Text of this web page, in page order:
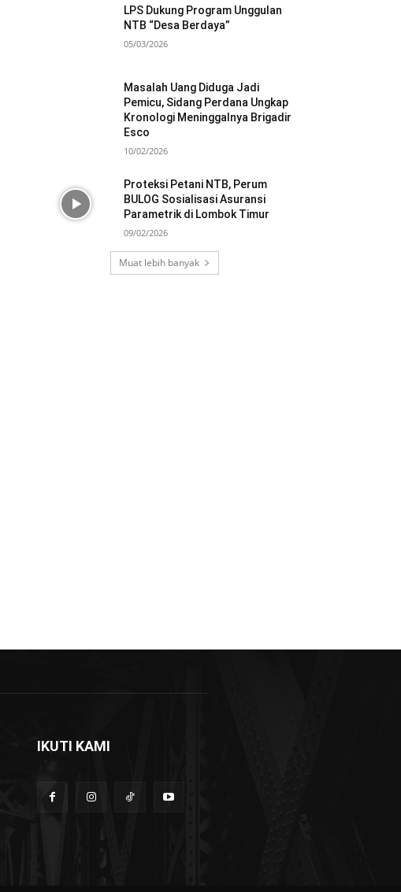
LPS Dukung Program Unggulan
NTB “Desa Berdaya”
05/03/2026
Masalah Uang Diduga Jadi
Pemicu, Sidang Perdana Ungkap
Kronologi Meninggalnya Brigadir
Esco
10/02/2026
Proteksi Petani NTB, Perum
BULOG Sosialisasi Asuransi
Parametrik di Lombok Timur
09/02/2026
Muat lebih banyak
IKUTI KAMI